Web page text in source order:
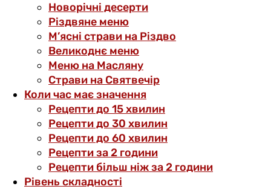
Новорічні десерти
Різдвяне меню
М’ясні страви на Різдво
Великоднє меню
Меню на Масляну
Страви на Святвечір
Коли час має значення
Рецепти до 15 хвилин
Рецепти до 30 хвилин
Рецепти до 60 хвилин
Рецепти за 2 години
Рецепти більш ніж за 2 години
Рівень складності